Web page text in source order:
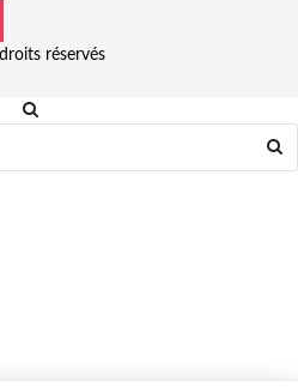
réservés